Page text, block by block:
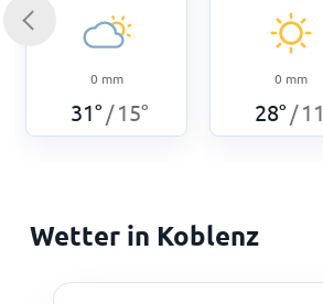
0 mm
31° / 15°
0 mm
28° / 11
Wetter in Koblenz